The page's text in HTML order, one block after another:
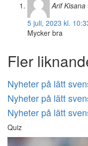
Arif Kisana
5 juli, 2023 kl.
Mycker bra
Fler
Nyheter på lätt
Nyheter på lätt
Nyheter på lätt
Quiz